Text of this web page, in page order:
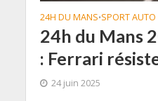
24H DU MANS•SPORT AUTO
24h du Mans
: Ferrari
24 juin 2025